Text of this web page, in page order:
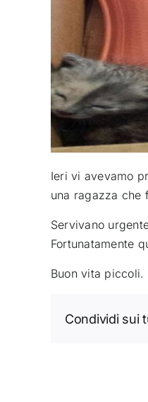
Ieri vi avevamo
una ragazza che
Servivano
Fortunatamente
Buon vita piccoli.
Condividi sui